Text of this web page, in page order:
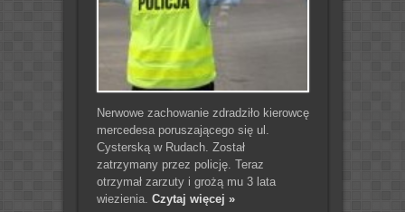
Nerwowe zachowanie zdradziło kierowcę
mercedesa poruszającego się ul.
Cysterską w Rudach. Został
zatrzymany przez policję. Teraz
otrzymał zarzuty i grożą mu 3 lata
wiezienia. Czytaj więcej »